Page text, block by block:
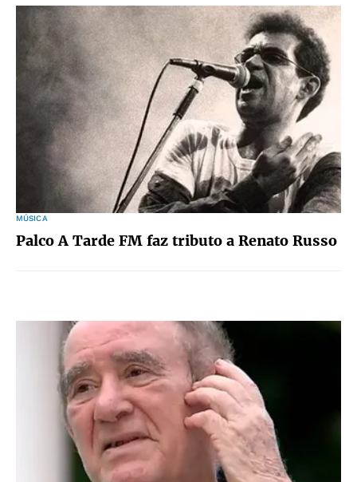
MÚSICA
Palco A Tarde FM faz tributo a Renato Russo